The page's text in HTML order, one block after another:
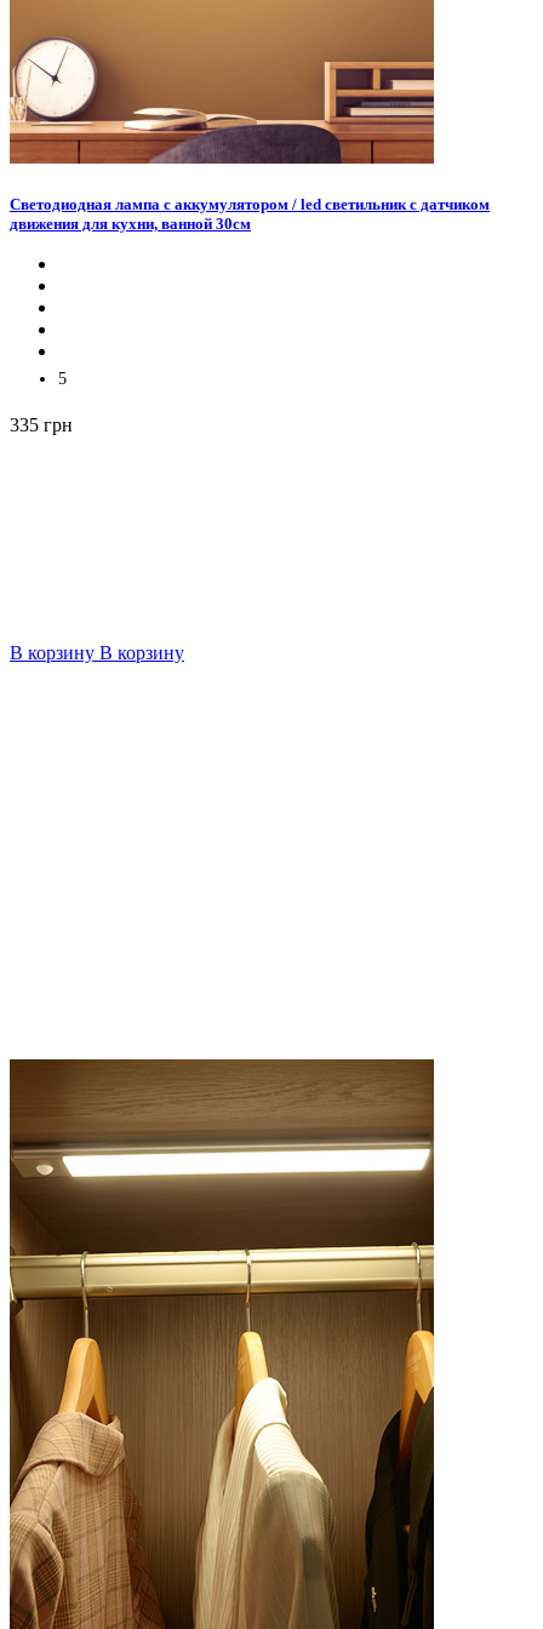
Светодиодная лампа с аккумулятором / led светильник с датчиком
движения для кухни, ванной 30см
5
335 грн
В корзину В корзину